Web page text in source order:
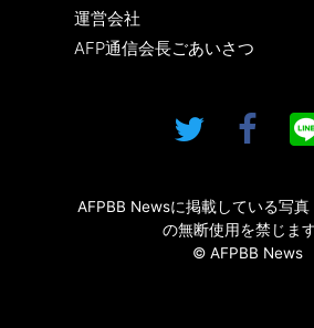
運営会社
AFP通信会長ごあいさつ
AFPBB Newsに掲載している写
の無断使用を禁じます
© AFPBB News